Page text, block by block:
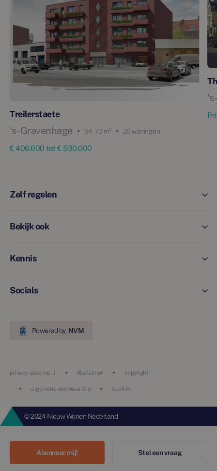
Treilerstaete
's-Gravenhage 54 - 73 m² 20 woningen
€ 406.000 tot € 530.000
Zelf regelen
Bekijk ook
Kennis
Socials
Powered by NVM
privacy statement disclaimer copyright
algemene voorwaarden cookies
© 2024 Nieuw Wonen Nederland
Abonneer mij! Stel een vraag